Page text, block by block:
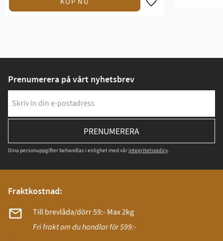
Prenumerera på vårt nyhetsbrev
PRENUMERERA
Dina personuppgifter behandlas i enlighet med vår integritetspolicy.
Fraktkostnad:
Till brevlåda/dörr 59:- Max 2kg
Fri frakt om du handlar för 599:-